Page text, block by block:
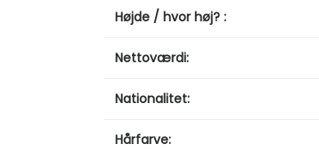
Højde / hvor høj? :
Nettoværdi:
Nationalitet:
Hårfarve: